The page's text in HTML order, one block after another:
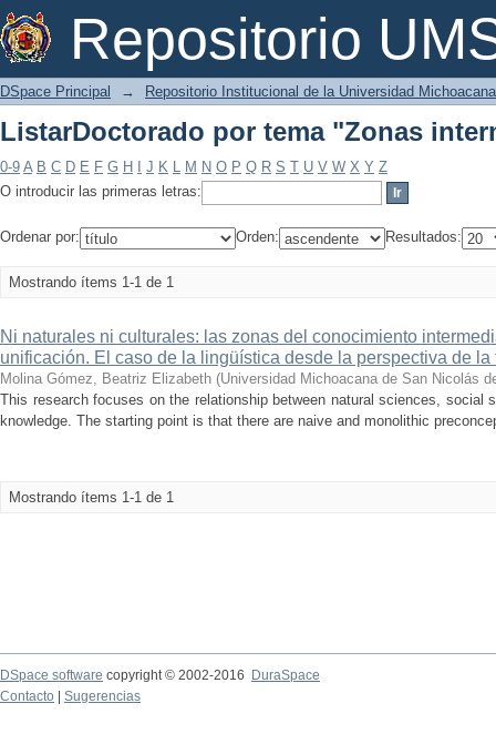
Repositorio
ListarDoctorado por tema "Zonas
DSpace Principal → Repositorio Institucional de la Universidad
ListarDoctorado por tema "Zonas
0-9 A B C D E F G H J K L M N O P Q R S T U V W X Y Z
O introducir las primeras letras:
Ordenar por: Orden: Resultados:
Mostrando ítems 1-1 de 1
Ni naturales ni culturales: las zonas del conocimiento
unificación. El caso de la lingüística desde la perspectiva de
Molina Gómez, Beatriz Elizabeth (Universidad Michoacana de San Nicolás
This research focuses on the relationship between natural sciences, social
knowledge. The starting point is that there are naive and monolithic
Mostrando ítems 1-1 de 1
DSpace software copyright © 2002-2016
DuraSpace
Contacto
Sugerencias